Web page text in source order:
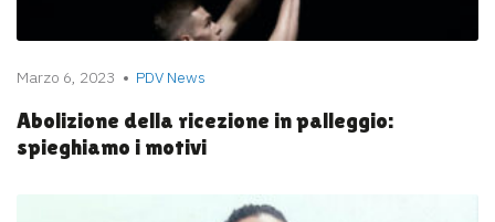
Marzo 6, 2023 PDV News
Abolizione della ricezione in palleggio:
spieghiamo i motivi